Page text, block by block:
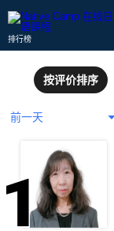
排行榜
按评价排序
1